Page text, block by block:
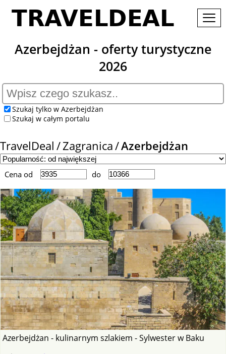
Azerbejdżan - oferty turystyczne
2026
Szukaj tylko w Azerbejdżan
Szukaj w całym portalu
TravelDeal Zagranica Azerbejdżan
Cena od do
Azerbejdżan - kulinarnym szlakiem - Sylwester w Baku